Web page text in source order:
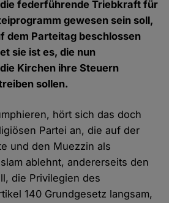
federführende Triebkraft für
gewesen sein soll,
dem Parteitag beschlossen
sie ist es, die nun
Kirchen ihre Steuern
sollen.
hört sich das doch
Partei an, die auf der
und den Muezzin als
ablehnt, andererseits den
die Privilegien des
140 Grundgesetz langsam,